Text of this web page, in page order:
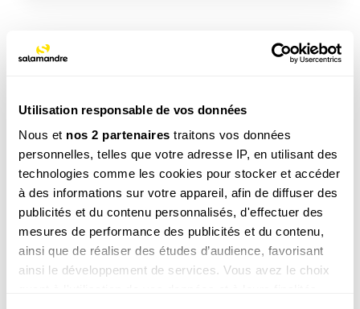
Utilisation responsable de vos données
Nous et nos 2 partenaires traitons vos données
personnelles, telles que votre adresse IP, en utilisant des
technologies comme les cookies pour stocker et accéder
à des informations sur votre appareil, afin de diffuser des
publicités et du contenu personnalisés, d'effectuer des
mesures de performance des publicités et du contenu,
ainsi que de réaliser des études d’audience, favorisant
ainsi le développement de services. Vous avez le choix
NOS 3 REVUES
REVUE SALAMANDRE
Plongez au coeur d'une nature insolite près de chez